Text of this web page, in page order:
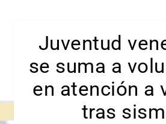
Juventud
se suma a
en atención a
tras